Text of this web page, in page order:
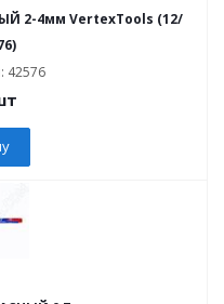
2-4мм VertexTools (12/
42576